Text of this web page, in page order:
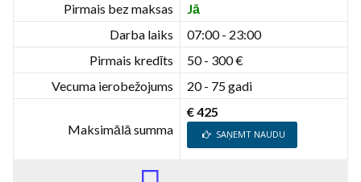
Pirmais bez maksas
Jā
Darba laiks
07:00 - 23:00
Pirmais kredīts
50 - 300 €
Vecuma ierobežojums
20 - 75 gadi
Maksimālā summa
€ 425
SAŅEMT NAUDU